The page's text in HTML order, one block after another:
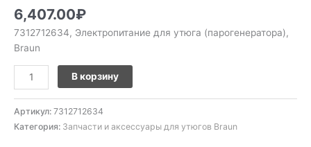
6,407.00₽
7312712634, Электропитание для утюга (парогенератора),
Braun
В корзину
Артикул: 7312712634
Категория: Запчасти и аксессуары для утюгов Braun